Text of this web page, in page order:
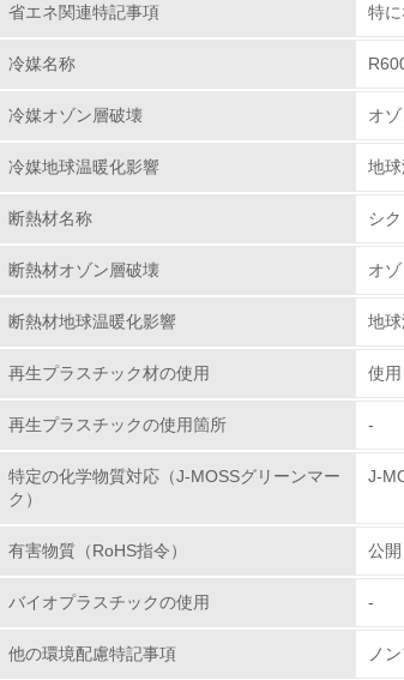
6. 従業員が環境方針に基づいて自
7. 環境活動に関する規格やプログラ
8.
9. <L1> 資源（投入原料、水等）と
10. <L2> 資源とエネルギーの使用量
環
11. <L1> 環境配慮型製品・サービス
12. <L2> 環境配慮型製品・サービス
省エネ関連特記事項 特に
冷媒名称
冷媒オゾン層破壊 オ
冷媒地球温暖化影響 地
断熱材名称 シ
断熱材オゾン層破壊 オ
断熱材地球温暖化影響 地
再生プラスチック材の使用 使
再生プラスチックの使用箇所 -
特定の化学物質対応（J-MOSSグリーンマー
ク）
J-
有害物質（RoHS指令） 公
バイオプラスチックの使用 -
他の環境配慮特記事項 ノ